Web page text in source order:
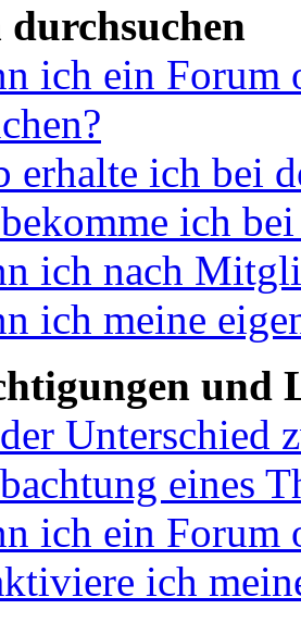
ich ein Forum
erhalte ich bei
ich
ich nach
ich meine
und
Unterschied
eines
ich ein Forum
ich